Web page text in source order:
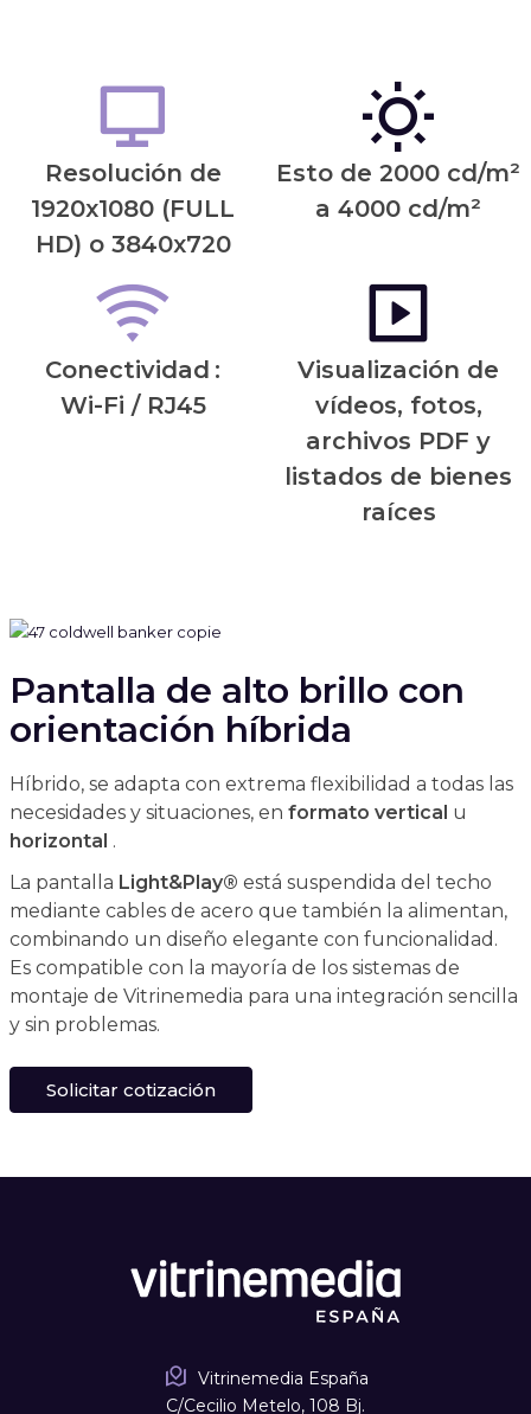
Resolución de
1920x1080 (FULL
HD) o 3840x720
Esto de 2000 cd/m²
a 4000 cd/m²
Conectividad :
Wi-Fi / RJ45
Visualización de
vídeos, fotos,
archivos PDF y
listados de bienes
raíces
Pantalla de alto brillo con
orientación híbrida
Híbrido, se adapta con extrema flexibilidad a todas las
necesidades y situaciones, en formato vertical u
horizontal .
La pantalla Light&Play® está suspendida del techo
mediante cables de acero que también la alimentan,
combinando un diseño elegante con funcionalidad.
Es compatible con la mayoría de los sistemas de
montaje de Vitrinemedia para una integración sencilla
y sin problemas.
Solicitar cotización
Vitrinemedia España
C/Cecilio Metelo, 108 Bj.